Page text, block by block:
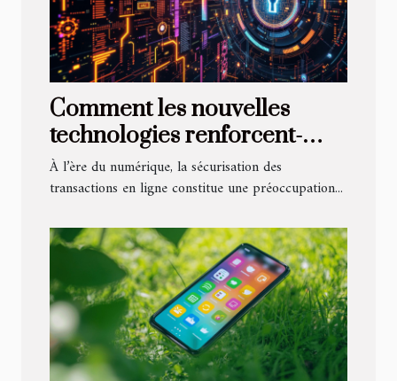
Comment les nouvelles
technologies renforcent-
elles la sécurité des
transactions en ligne ?
À l’ère du numérique, la sécurisation des
transactions en ligne constitue une préoccupation...